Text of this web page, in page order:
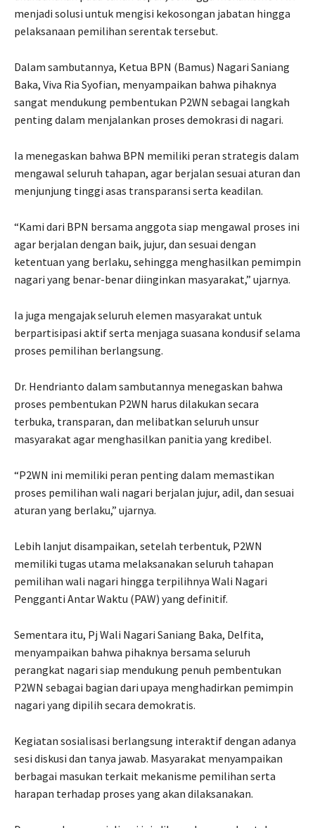
menjadi solusi untuk mengisi kekosongan jabatan hingga
pelaksanaan pemilihan serentak tersebut.
Dalam sambutannya, Ketua BPN (Bamus) Nagari Saniang
Baka, Viva Ria Syofian, menyampaikan bahwa pihaknya
sangat mendukung pembentukan P2WN sebagai langkah
penting dalam menjalankan proses demokrasi di nagari.
Ia menegaskan bahwa BPN memiliki peran strategis dalam
mengawal seluruh tahapan, agar berjalan sesuai aturan dan
menjunjung tinggi asas transparansi serta keadilan.
“Kami dari BPN bersama anggota siap mengawal proses ini
agar berjalan dengan baik, jujur, dan sesuai dengan
ketentuan yang berlaku, sehingga menghasilkan pemimpin
nagari yang benar-benar diinginkan masyarakat,” ujarnya.
Ia juga mengajak seluruh elemen masyarakat untuk
berpartisipasi aktif serta menjaga suasana kondusif selama
proses pemilihan berlangsung.
Dr. Hendrianto dalam sambutannya menegaskan bahwa
proses pembentukan P2WN harus dilakukan secara
terbuka, transparan, dan melibatkan seluruh unsur
masyarakat agar menghasilkan panitia yang kredibel.
“P2WN ini memiliki peran penting dalam memastikan
proses pemilihan wali nagari berjalan jujur, adil, dan sesuai
aturan yang berlaku,” ujarnya.
Lebih lanjut disampaikan, setelah terbentuk, P2WN
memiliki tugas utama melaksanakan seluruh tahapan
pemilihan wali nagari hingga terpilihnya Wali Nagari
Pengganti Antar Waktu (PAW) yang definitif.
Sementara itu, Pj Wali Nagari Saniang Baka, Delfita,
menyampaikan bahwa pihaknya bersama seluruh
perangkat nagari siap mendukung penuh pembentukan
P2WN sebagai bagian dari upaya menghadirkan pemimpin
nagari yang dipilih secara demokratis.
Kegiatan sosialisasi berlangsung interaktif dengan adanya
sesi diskusi dan tanya jawab. Masyarakat menyampaikan
berbagai masukan terkait mekanisme pemilihan serta
harapan terhadap proses yang akan dilaksanakan.